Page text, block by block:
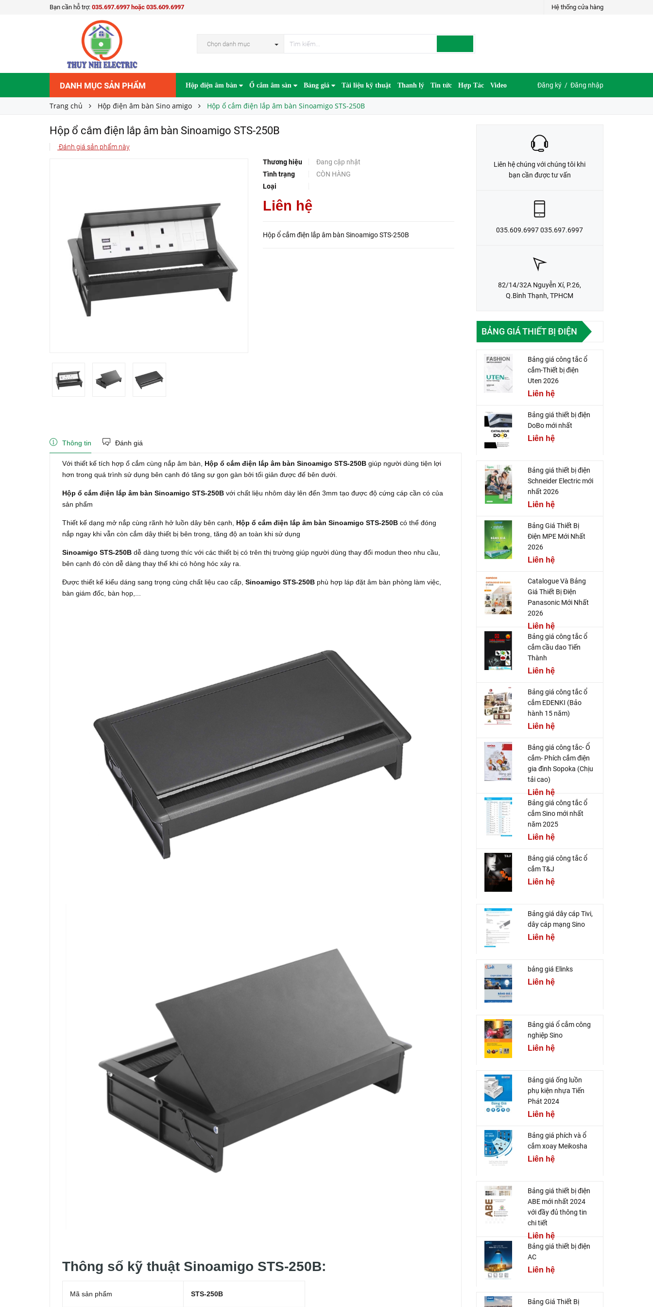
Bạn cần hỗ trợ: 035.697.6997 hoặc 035.609.6997 Hệ thống cửa hàng
Chọn danh mục
DANH MỤC SẢN PHẨM Hộp điện âm bàn Ổ cắm âm sàn Bảng giá Tài liệu kỹ thuật Thanh lý Tin tức Hợp Tác Video Đăng ký / Đăng nhập
Trang chủ Hộp điện âm bàn Sino amigo Hộp ổ cắm điện lắp âm bàn Sinoamigo STS-250B
Hộp ổ cắm điện lắp âm bàn Sinoamigo STS-250B
Đánh giá sản phẩm này
Thương hiệu
Đang cập nhật
Tình trạng
CÒN HÀNG
Loại
Liên hệ
Hộp ổ cắm điện lắp âm bàn Sinoamigo STS-250B
Hộp ổ cắm điện lắp âm bàn Sinoamigo STS-250B
Giá bán: Liên hệ
LIÊN HỆ ĐẶT HÀNG
Thông tin Đánh giá
Với thiết kế tích hợp ổ cắm cùng nắp âm bàn, Hộp ổ cắm điện lắp âm bàn Sinoamigo STS-250B giúp người dùng tiện lợi
hơn trong quá trình sử dụng bên cạnh đó tăng sự gọn gàn bởi tối giản được đế bên dưới.
Hộp ổ cắm điện lắp âm bàn Sinoamigo STS-250B với chất liệu nhôm dày lên đến 3mm tạo được độ cứng cáp cần có của
sản phẩm
Thiết kế dạng mở nắp cùng rãnh hở luồn dây bên cạnh, Hộp ổ cắm điện lắp âm bàn Sinoamigo STS-250B có thể đóng
nắp ngay khi vẫn còn cắm dây thiết bị bên trong, tăng độ an toàn khi sử dụng
Sinoamigo STS-250B dễ dàng tương thíc với các thiết bị có trên thị trường giúp người dùng thay đổi modun theo nhu cầu,
bên cạnh đó còn dễ dàng thay thế khi có hỏng hóc xảy ra.
Được thiết kế kiểu dáng sang trọng cùng chất liệu cao cấp, Sinoamigo STS-250B phù hợp láp đặt âm bàn phòng làm việc,
bàn giám đốc, bàn họp,...
Thông số kỹ thuật Sinoamigo STS-250B:
Mã sản phẩm STS-250B
Liên hệ chúng với chúng tôi khi
bạn cần được tư vấn
035.609.6997 035.697.6997
82/14/32A Nguyễn Xí, P.26,
Q.Bình Thạnh, TPHCM
BẢNG GIÁ THIẾT BỊ ĐIỆN
Bảng giá công tắc ổ
cắm-Thiết bị điện
Uten 2026
Liên hệ
Bảng giá thiết bị điện
DoBo mới nhất
Liên hệ
Bảng giá thiết bị điện
Schneider Electric mới
nhất 2026
Liên hệ
Bảng Giá Thiết Bị
Điện MPE Mới Nhất
2026
Liên hệ
Catalogue Và Bảng
Giá Thiết Bị Điện
Panasonic Mới Nhất
2026
Liên hệ
Bảng giá công tắc ổ
cắm cầu dao Tiến
Thành
Liên hệ
Bảng giá công tắc ổ
cắm EDENKI (Bảo
hành 15 năm)
Liên hệ
Bảng giá công tắc- Ổ
cắm- Phích cắm điện
gia đình Sopoka (Chịu
tải cao)
Liên hệ
Bảng giá công tắc ổ
cắm Sino mới nhất
năm 2025
Liên hệ
Bảng giá công tắc ổ
cắm T&J
Liên hệ
Bảng giá dây cáp Tivi,
dây cáp mạng Sino
Liên hệ
bảng giá Elinks
Liên hệ
Bảng giá ổ cắm công
nghiệp Sino
Liên hệ
Bảng giá ống luồn
phụ kiện nhựa Tiến
Phát 2024
Liên hệ
Bảng giá phích và ổ
cắm xoay Meikosha
Liên hệ
Bảng giá thiết bị điện
ABE mới nhất 2024
với đầy đủ thông tin
chi tiết
Liên hệ
Bảng giá thiết bị điện
AC
Liên hệ
Bảng Giá Thiết Bị